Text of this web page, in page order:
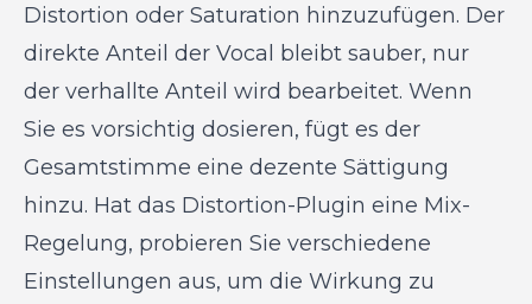
Distortion oder Saturation hinzuzufügen. Der
direkte Anteil der Vocal bleibt sauber, nur
der verhallte Anteil wird bearbeitet. Wenn
Sie es vorsichtig dosieren, fügt es der
Gesamtstimme eine dezente Sättigung
hinzu. Hat das Distortion-Plugin eine Mix-
Regelung, probieren Sie verschiedene
Einstellungen aus, um die Wirkung zu